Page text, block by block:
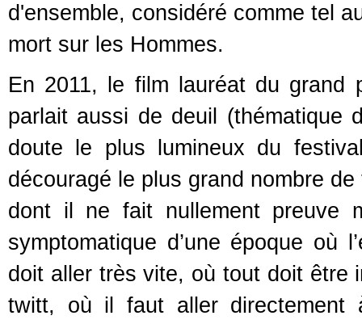
d'ensemble, considéré comme tel
mort sur les Hommes.
En 2011, le film lauréat du
parlait aussi de deuil (thématique
doute le plus lumineux du
découragé le plus grand nombre
dont il ne fait nullement preuve
symptomatique d’une époque où
doit aller très vite, où tout doit être
twitt, où il faut aller directement